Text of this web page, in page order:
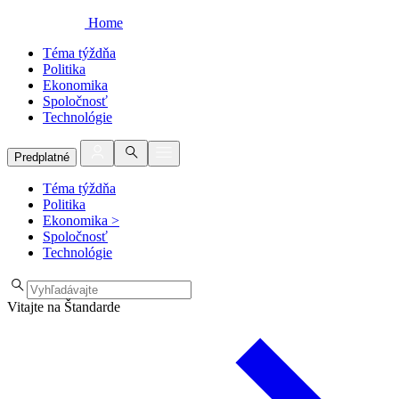
Home
Téma týždňa
Politika
Ekonomika
Spoločnosť
Technológie
Predplatné
Téma týždňa
Politika
Ekonomika >
Spoločnosť
Technológie
Vitajte na Štandarde